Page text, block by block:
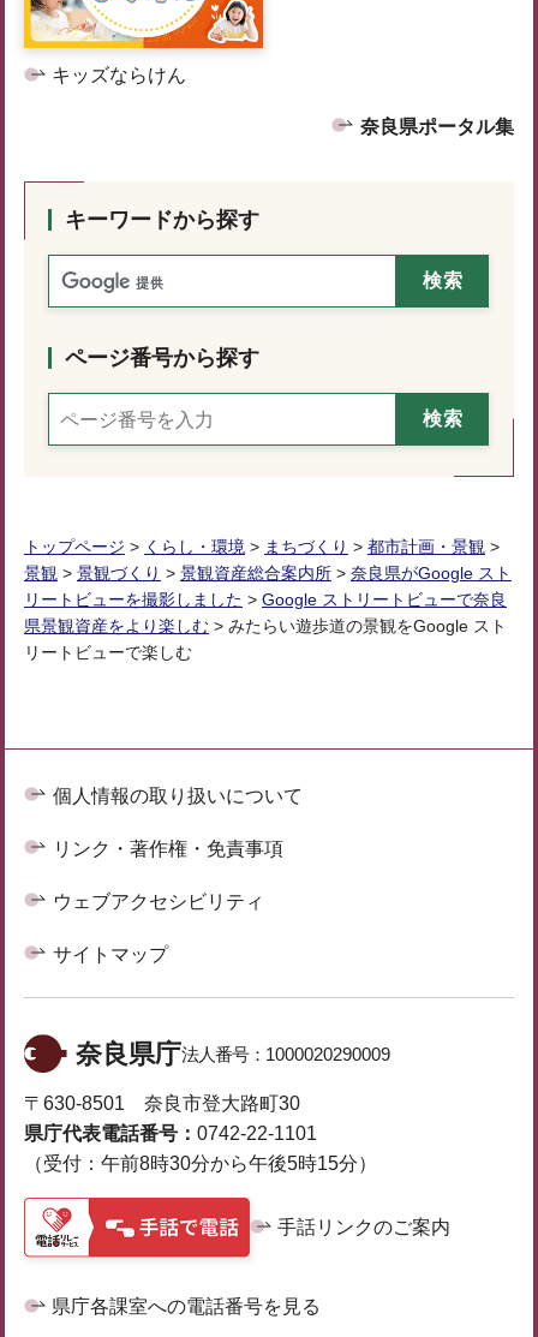
キッズならけん
奈良県ポータル集
キーワードから探す
ページ番号から探す
トップページ > くらし・環境 > まちづくり > 都市計画・景観 >
景観 > 景観づくり > 景観資産総合案内所 > 奈良県がGoogle スト
リートビューを撮影しました > Google ストリートビューで奈良
県景観資産をより楽しむ > みたらい遊歩道の景観をGoogle スト
リートビューで楽しむ
個人情報の取り扱いについて
リンク・著作権・免責事項
ウェブアクセシビリティ
サイトマップ
奈良県庁法人番号： 1000020290009
〒630-8501 奈良市登大路町30
県庁代表電話番号： 0742-22-1101
（受付：午前8時30分から午後5時15分）
手話リンクのご案内
県庁各課室への電話番号を見る